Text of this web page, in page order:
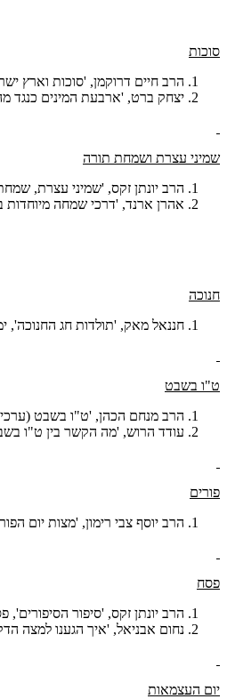
סוכות
הרב חיים דרוקמן, 'סוכות וארץ
יצחק ברט, 'ארבעת המינים כנגד
שמיני עצרת ושמחת תורה
הרב יונתן זקס, 'שמיני עצרת, שמחת
אהרן ארנד, 'דרכי שמחה מיוחדות
חנוכה
חננאל מאק, 'תולדות חג החנוכה',
ט"ו בשבט
הרב מנחם הכהן, 'ט"ו בשבט (ערכים)',
עודד הרוש, 'מה הקשר בין ט"ו
פורים
הרב יוסף צבי רימון, 'מצות יום
פסח
הרב יונתן זקס, 'סיפור הסיפורים', פסח על
נחום אבניאל, 'איך הגענו למצה
יום העצמאות